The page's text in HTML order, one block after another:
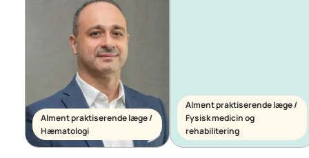
Alment praktiserende læge /
Hæmatologi
Alment praktiserende læge /
Fysisk medicin og
rehabilitering